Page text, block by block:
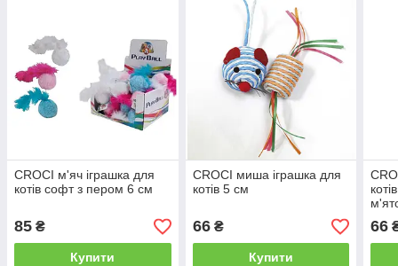
CROCI м'яч іграшка для
котів софт з пером 6 см
85 ₴
Купити
CROCI миша іграшка для
котів 5 см
66₴
Купити
66